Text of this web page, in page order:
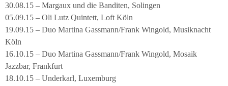
30.08.15 – Margaux und die Banditen, Solingen
05.09.15 – Oli Lutz Quintett, Loft Köln
19.09.15 – Duo Martina Gassmann/Frank Wingold, Musiknacht
Köln
16.10.15 – Duo Martina Gassmann/Frank Wingold, Mosaik
Jazzbar, Frankfurt
18.10.15 – Underkarl, Luxemburg